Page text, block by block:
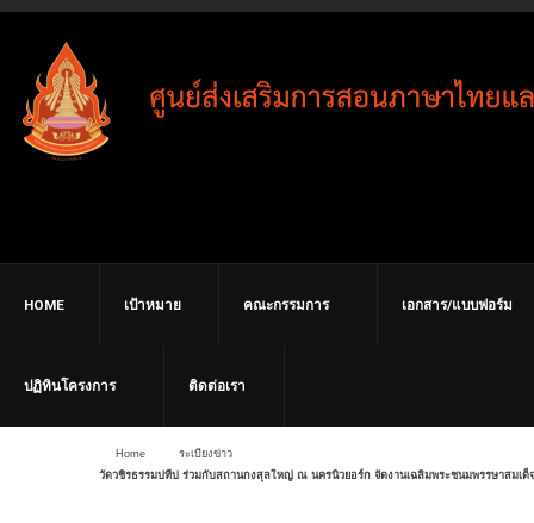
HOME เป้าหมาย คณะกรรมการ เอกสาร/แบบฟอร์ม
ปฏิทินโครงการ ติดต่อเรา
Home
ระเบียงข่าว
วัดวชิรธรรมปทีป ร่วมกับสถานกงสุลใหญ่ ณ นครนิวยอร์ก จัดงานเฉลิมพระชนมพรรษาสมเด็